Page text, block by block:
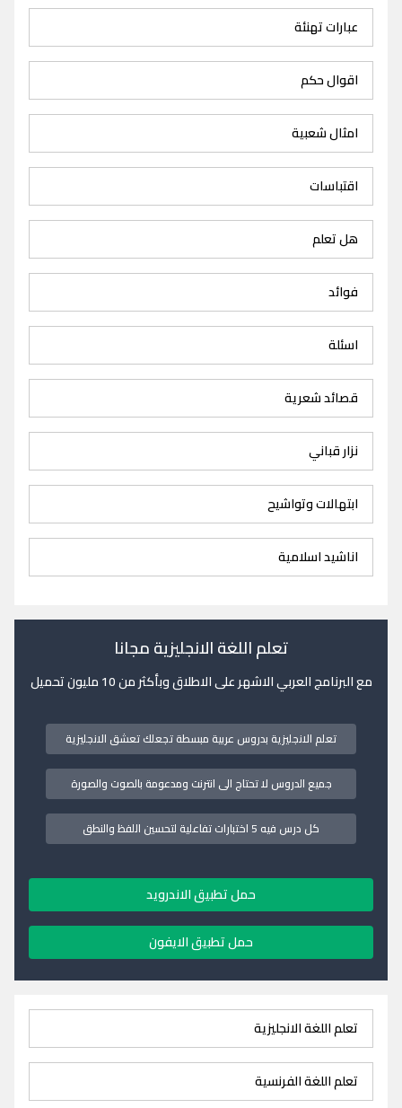
عبارات تهنئة
اقوال حكم
امثال شعبية
اقتباسات
هل تعلم
فوائد
اسئلة
قصائد شعرية
نزار قباني
ابتهالات وتواشيح
اناشيد اسلامية
تعلم اللغة الانجليزية مجانا
مع البرنامج العربي الاشهر على الاطلاق وبأكثر من 10 مليون تحميل
تعلم الانجليزية بدروس عربية مبسطة تجعلك تعشق الانجليزية
جميع الدروس لا تحتاج الى انترنت ومدعومة بالصوت والصورة
كل درس فيه 5 اختبارات تفاعلية لتحسين اللفظ والنطق
حمل تطبيق الاندرويد
حمل تطبيق الايفون
تعلم اللغة الانجليزية
تعلم اللغة الفرنسية